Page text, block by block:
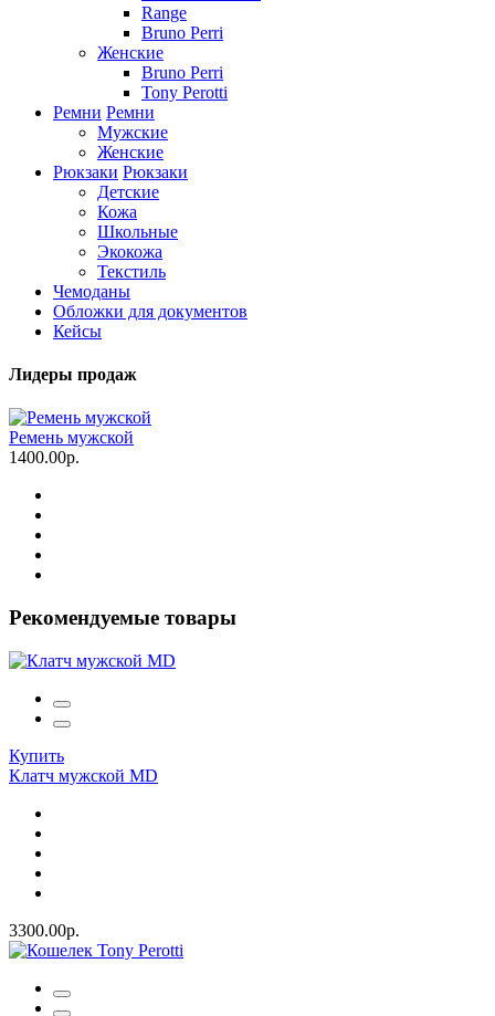
Range
Bruno Perri
Женские
Bruno Perri
Tony Perotti
Ремни Ремни
Мужские
Женские
Рюкзаки Рюкзаки
Детские
Кожа
Школьные
Экокожа
Текстиль
Чемоданы
Обложки для документов
Кейсы
Лидеры продаж
Ремень мужской
1400.00р.
Рекомендуемые товары
Купить
Клатч мужской MD
3300.00р.